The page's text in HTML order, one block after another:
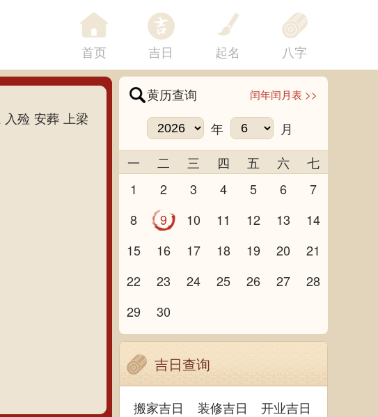
首页 吉日 起名 八字
上梁
入殓 安葬
黄历查询 闰年闰月表 >>
年
月
一
二 三 四 五 六
七
1
2 3 4 5 6
7
8
9 10 11 12 13
14
15
16 17 18 19 20
21
22
23 24 25 26 27
28
29
30
吉日查询
搬家吉日 装修吉日
开业吉日